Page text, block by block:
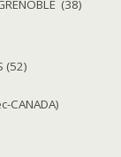
(38)
(52)
CANADA)